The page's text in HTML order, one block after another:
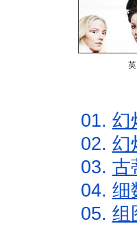
01. 幻
02. 幻
03. 古
04. 细
05. 组